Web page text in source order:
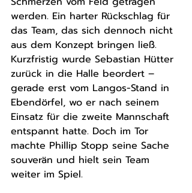
werden. Ein harter Rückschlag für
das Team, das sich dennoch nicht
aus dem Konzept bringen ließ.
Kurzfristig wurde Sebastian Hütter
zurück in die Halle beordert –
gerade erst vom Langos-Stand in
Ebendörfel, wo er nach seinem
Einsatz für die zweite Mannschaft
entspannt hatte. Doch im Tor
machte Phillip Stopp seine Sache
souverän und hielt sein Team
weiter im Spiel.